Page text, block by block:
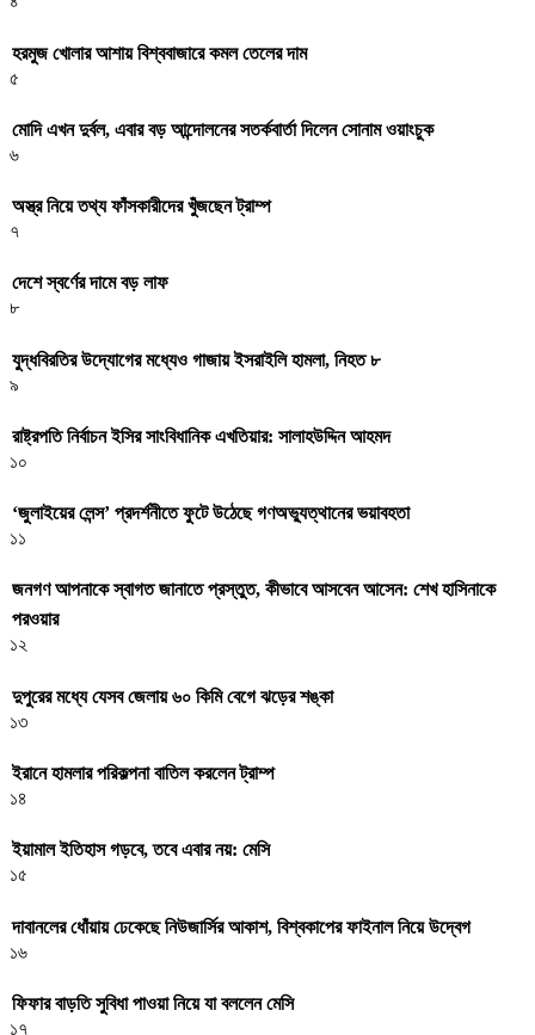
হরমুজ খোলার আশায় বিশ্ববাজারে কমল তেলের দাম
৫
মোদি এখন দুর্বল, এবার বড় আন্দোলনের সতর্কবার্তা দিলেন সোনাম ওয়াংচুক
৬
অস্ত্র নিয়ে তথ্য ফাঁসকারীদের খুঁজছেন ট্রাম্প
৭
দেশে স্বর্ণের দামে বড় লাফ
৮
যুদ্ধবিরতির উদ্যোগের মধ্যেও গাজায় ইসরাইলি হামলা, নিহত ৮
৯
রাষ্ট্রপতি নির্বাচন ইসির সাংবিধানিক এখতিয়ার: সালাহউদ্দিন আহমদ
১০
‘জুলাইয়ের লেন্স’ প্রদর্শনীতে ফুটে উঠেছে গণঅভ্যুত্থানের ভয়াবহতা
১১
জনগণ আপনাকে স্বাগত জানাতে প্রস্তুত, কীভাবে আসবেন আসেন: শেখ হাসিনাকে
পরওয়ার
১২
দুপুরের মধ্যে যেসব জেলায় ৬০ কিমি বেগে ঝড়ের শঙ্কা
১৩
ইরানে হামলার পরিকল্পনা বাতিল করলেন ট্রাম্প
১৪
ইয়ামাল ইতিহাস গড়বে, তবে এবার নয়: মেসি
১৫
দাবানলের ধোঁয়ায় ঢেকেছে নিউজার্সির আকাশ, বিশ্বকাপের ফাইনাল নিয়ে উদ্বেগ
১৬
ফিফার বাড়তি সুবিধা পাওয়া নিয়ে যা বললেন মেসি
১৭